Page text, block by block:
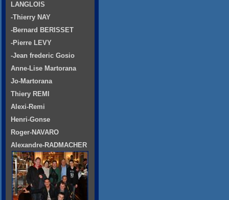
LANGLOIS
-Thierry NAY
-Bernard BERISSET
-Pierre LEVY
-Jean frederic Gosio
Anne-Lise Martorana
Jo-Martorana
Thiery REMI
Alexi-Remi
Henri-Gonse
Roger-NAVARO
Alexandre-RADMACHER